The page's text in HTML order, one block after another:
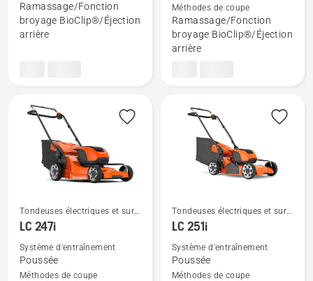
détails
sur
LC 137i
Ramassage/Fonction
broyage BioClip®/Éjection
arrière
détails
sur
LC 137i
chargeur
Méthodes de coupe
Ramassage/Fonction
broyage BioClip®/Éjection
arrière
Voir
plus
de
Tondeuses électriques et sur
accu
LC 247i
Système d'entraînement
Poussée
Méthodes de coupe
Voir
plus
de
Tondeuses électriques et sur
accu
LC 251i
Système d'entraînement
Poussée
Méthodes de coupe